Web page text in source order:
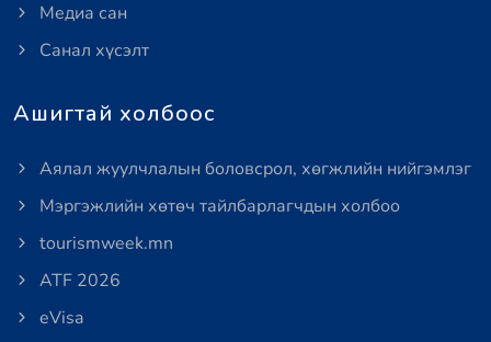
Медиа сан
Санал хүсэлт
Ашигтай холбоос
Аялал жуулчлалын боловсрол, хөгжлийн нийгэмлэг
Мэргэжлийн хөтөч тайлбарлагчдын холбоо
tourismweek.mn
ATF 2026
eVisa